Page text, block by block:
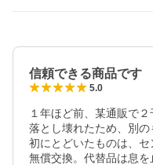
信頼できる商品です
5.0
１年ほど前、某通販で
落とし壊れたため、別
初にとどいたものは、
無償交換。代替品は息